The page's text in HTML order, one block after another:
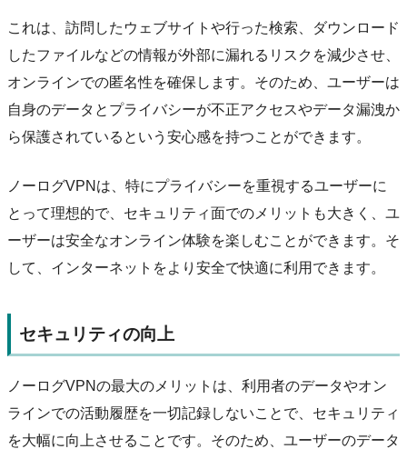
これは、訪問したウェブサイトや行った検索、ダウンロード
したファイルなどの情報が外部に漏れるリスクを減少させ、
オンラインでの匿名性を確保します。そのため、ユーザーは
自身のデータとプライバシーが不正アクセスやデータ漏洩か
ら保護されているという安心感を持つことができます。
ノーログVPNは、特にプライバシーを重視するユーザーに
とって理想的で、セキュリティ面でのメリットも大きく、ユ
ーザーは安全なオンライン体験を楽しむことができます。そ
して、インターネットをより安全で快適に利用できます。
セキュリティの向上
ノーログVPNの最大のメリットは、利用者のデータやオン
ラインでの活動履歴を一切記録しないことで、セキュリティ
を大幅に向上させることです。そのため、ユーザーのデータ